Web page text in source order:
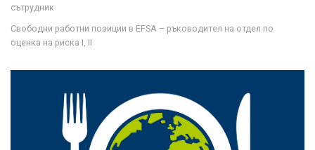
сътрудник
Свободни работни позиции в EFSA – ръководител на отдел по
оценка на риска I, II